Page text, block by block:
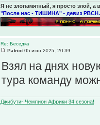
Я не злопамятный, я просто злой, а
"После нас - ТИШИНА" - девиз РВСН.
Re: Беседка
Patriot05 июн 2025, 20:39
Взял на днях
тура команду
Джибути- Чемпион Африки 34 сезона!